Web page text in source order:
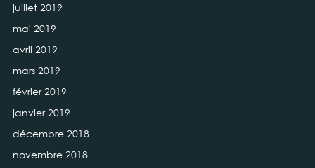
juillet 2019
mai 2019
avril 2019
mars 2019
février 2019
janvier 2019
décembre 2018
novembre 2018